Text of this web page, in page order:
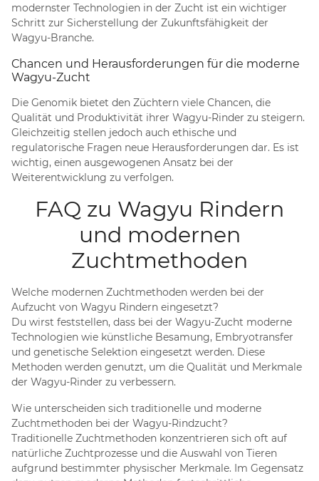
modernster Technologien in der Zucht ist ein wichtiger
Schritt zur Sicherstellung der Zukunftsfähigkeit der
Wagyu-Branche.
Chancen und Herausforderungen für die moderne
Wagyu-Zucht
Die Genomik bietet den Züchtern viele Chancen, die
Qualität und Produktivität ihrer Wagyu-Rinder zu steigern.
Gleichzeitig stellen jedoch auch ethische und
regulatorische Fragen neue Herausforderungen dar. Es ist
wichtig, einen ausgewogenen Ansatz bei der
Weiterentwicklung zu verfolgen.
FAQ zu Wagyu Rindern
und modernen
Zuchtmethoden
Welche modernen Zuchtmethoden werden bei der
Aufzucht von Wagyu Rindern eingesetzt?
Du wirst feststellen, dass bei der Wagyu-Zucht moderne
Technologien wie künstliche Besamung, Embryotransfer
und genetische Selektion eingesetzt werden. Diese
Methoden werden genutzt, um die Qualität und Merkmale
der Wagyu-Rinder zu verbessern.
Wie unterscheiden sich traditionelle und moderne
Zuchtmethoden bei der Wagyu-Rindzucht?
Traditionelle Zuchtmethoden konzentrieren sich oft auf
natürliche Zuchtprozesse und die Auswahl von Tieren
aufgrund bestimmter physischer Merkmale. Im Gegensatz